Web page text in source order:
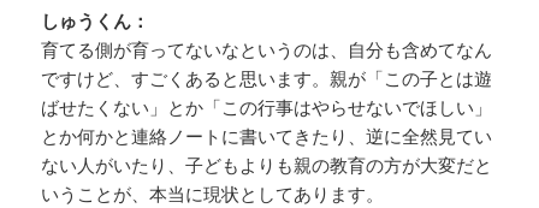
しゅうくん：
育てる側が育ってないなというのは、自分も含めてなん
ですけど、すごくあると思います。親が「この子とは遊
ばせたくない」とか「この行事はやらせないでほしい」
とか何かと連絡ノートに書いてきたり、逆に全然見てい
ない人がいたり、子どもよりも親の教育の方が大変だと
いうことが、本当に現状としてあります。